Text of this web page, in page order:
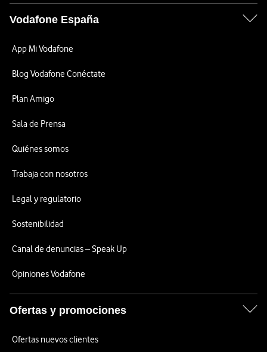
Vodafone España
App Mi Vodafone
Blog Vodafone Conéctate
Plan Amigo
Sala de Prensa
Quiénes somos
Trabaja con nosotros
Legal y regulatorio
Sostenibilidad
Canal de denuncias – Speak Up
Opiniones Vodafone
Ofertas y promociones
Ofertas nuevos clientes